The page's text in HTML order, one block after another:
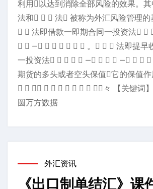
利用以达到消除全部风险的效果。
法和   法 被称为外汇风险管理的
  法即借款一即期合同一投资法 
  —       。   法即提早
一投资法     —    —  
期货的多头或者空头保值它的保值作
          々 【关键词
圆万方数据
外汇资讯
《出口制单结汇》课